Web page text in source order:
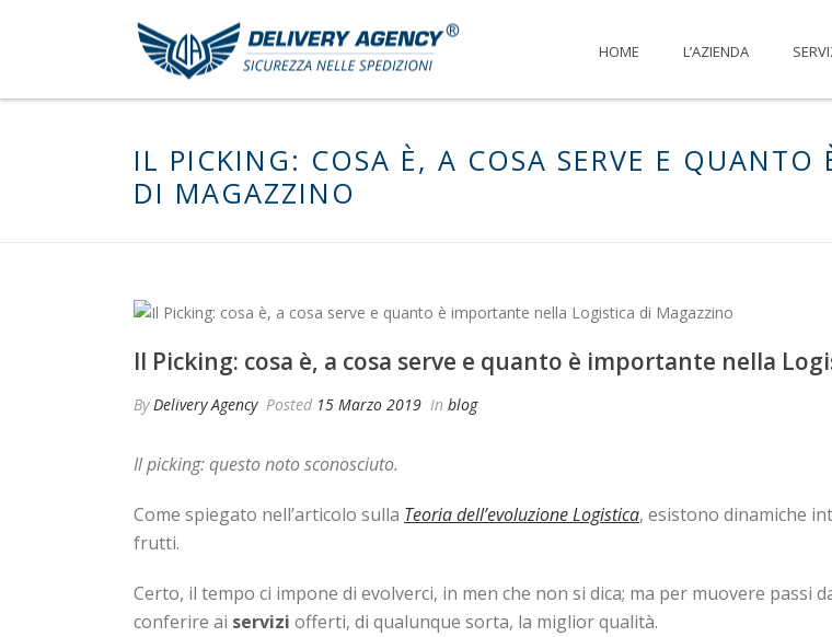
HOME L’AZIENDA
IL PICKING: COSA È, A COSA SERVE E
DI MAGAZZINO
Il Picking: cosa è, a cosa serve e quanto è importante nella
By Delivery Agency Posted 15 Marzo 2019 In blog
Il picking: questo noto sconosciuto.
Come spiegato nell’articolo sulla Teoria dell’evoluzione Logistica, esistono dinamiche
frutti.
Certo, il tempo ci impone di evolverci, in men che non si dica; ma per muovere
conferire ai servizi offerti, di qualunque sorta, la miglior qualità.